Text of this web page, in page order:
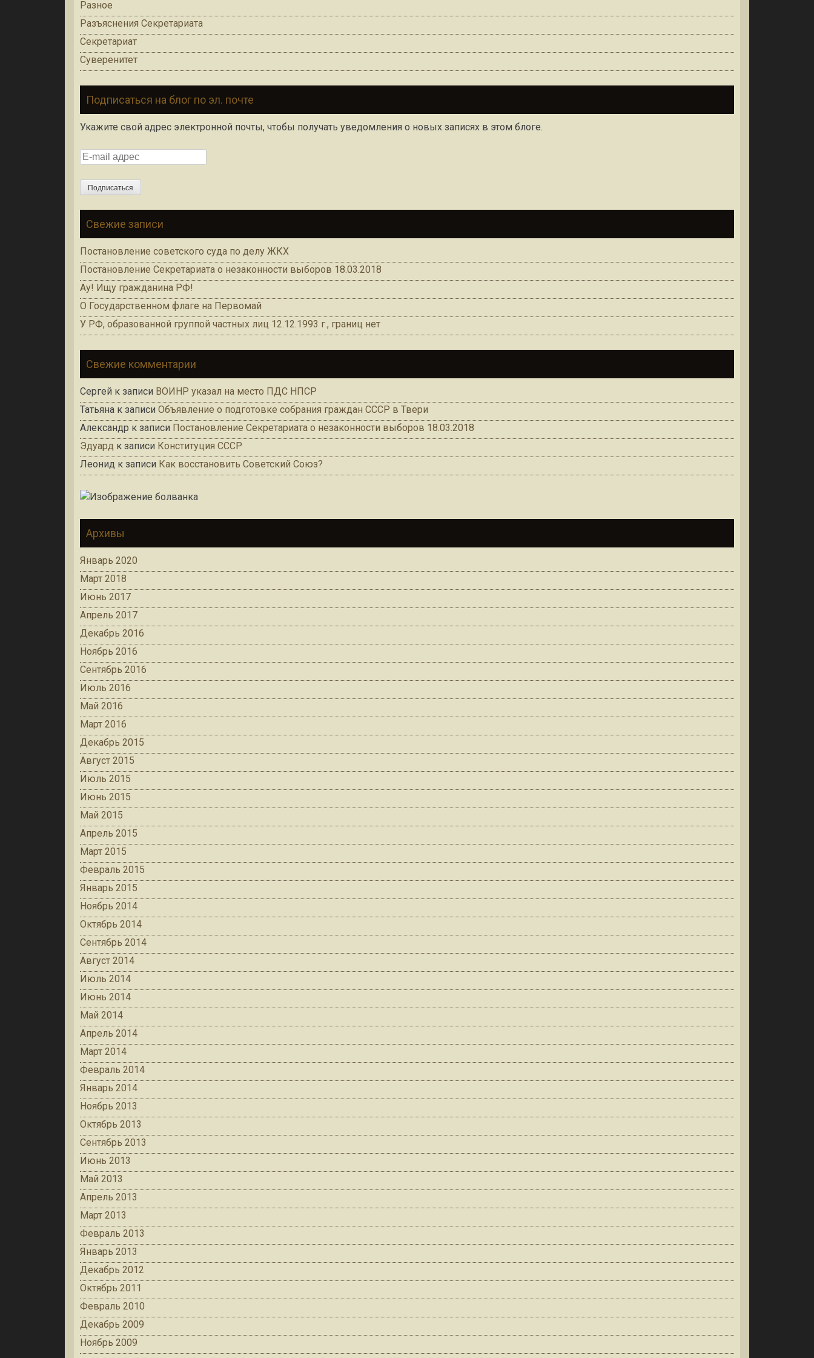
Разное
Разъяснения Секретариата
Секретариат
Суверенитет
Подписаться на блог по эл. почте
Укажите свой адрес электронной почты, чтобы получать уведомления о новых записях в этом блоге.
E-mail адрес
Подписаться
Свежие записи
Постановление советского суда по делу ЖКХ
Постановление Секретариата о незаконности выборов 18.03.2018
Ау! Ищу гражданина РФ!
О Государственном флаге на Первомай
У РФ, образованной группой частных лиц 12.12.1993 г., границ нет
Свежие комментарии
Сергей к записи ВОИНР указал на место ПДС НПСР
Татьяна к записи Объявление о подготовке собрания граждан СССР в Твери
Александр к записи Постановление Секретариата о незаконности выборов 18.03.2018
Эдуард к записи Конституция СССР
Леонид к записи Как восстановить Советский Союз?
Архивы
Январь 2020
Март 2018
Июнь 2017
Апрель 2017
Декабрь 2016
Ноябрь 2016
Сентябрь 2016
Июль 2016
Май 2016
Март 2016
Декабрь 2015
Август 2015
Июль 2015
Июнь 2015
Май 2015
Апрель 2015
Март 2015
Февраль 2015
Январь 2015
Ноябрь 2014
Октябрь 2014
Сентябрь 2014
Август 2014
Июль 2014
Июнь 2014
Май 2014
Апрель 2014
Март 2014
Февраль 2014
Январь 2014
Ноябрь 2013
Октябрь 2013
Сентябрь 2013
Июнь 2013
Май 2013
Апрель 2013
Март 2013
Февраль 2013
Январь 2013
Декабрь 2012
Октябрь 2011
Февраль 2010
Декабрь 2009
Ноябрь 2009